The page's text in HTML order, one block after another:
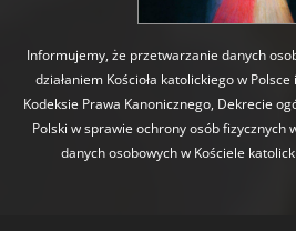
Informujemy, że przetwarzanie danych
działaniem Kościoła katolickiego w
Kodeksie Prawa Kanonicznego, Dekrecie
Polski w sprawie ochrony osób fizycznych
danych osobowych w Kościele